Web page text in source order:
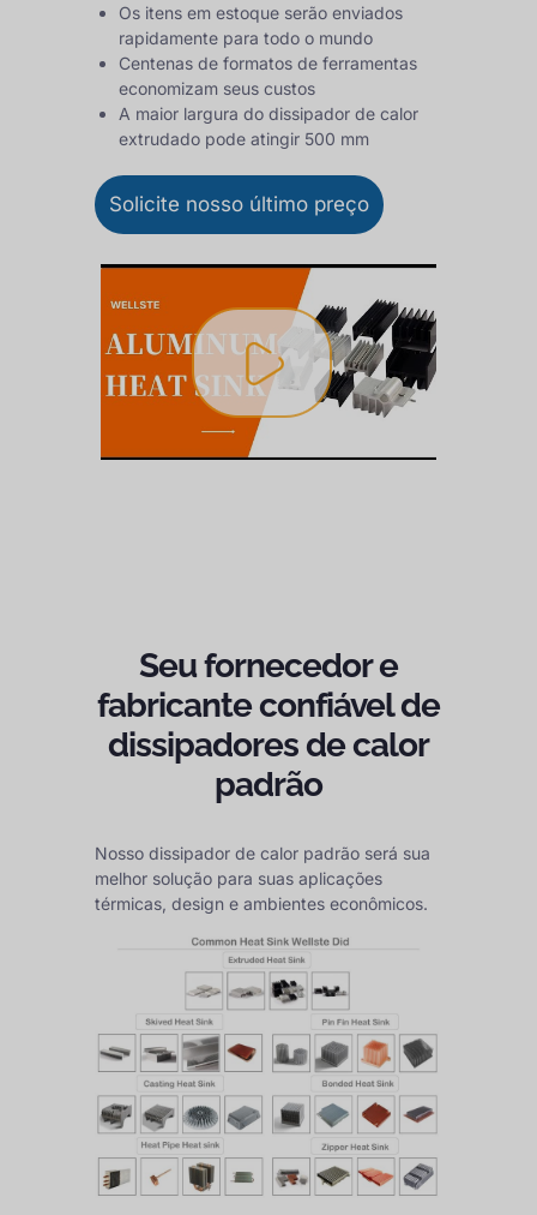
Os itens em estoque serão enviados
rapidamente para todo o mundo
Centenas de formatos de ferramentas
economizam seus custos
A maior largura do dissipador de calor
extrudado pode atingir 500 mm
Solicite nosso último preço
Seu fornecedor e
fabricante confiável de
dissipadores de calor
padrão
Nosso dissipador de calor padrão será sua
melhor solução para suas aplicações
térmicas, design e ambientes econômicos.